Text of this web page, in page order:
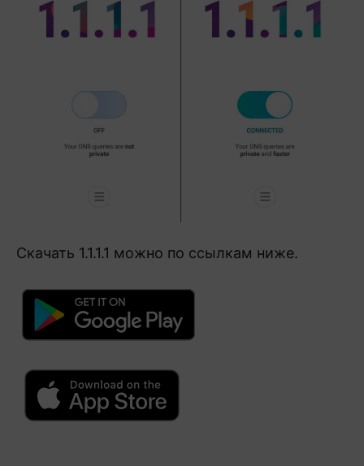
Скачать 1.1.1.1 можно по ссылкам ниже.